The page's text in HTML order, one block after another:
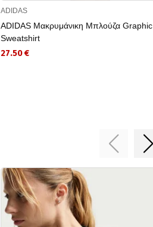
ADIDAS
ADIDAS Μακρυμάνικη Μπλούζα Graphic
Sweatshirt
27.50 €